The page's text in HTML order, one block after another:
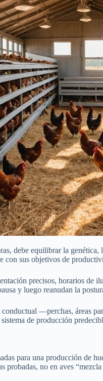
debe equilibrar la
con sus objetivos de
precisos, horarios de
y luego reanudan la
—perchas, áreas
de producción
para una producción de
probadas, no en aves